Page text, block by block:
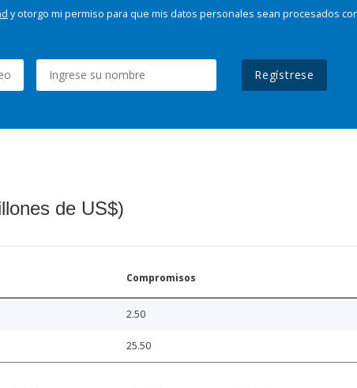
y otorgo mi permiso para que mis datos personales sean procesados
Regístrese
de US$)
Compromisos
2.50
25.50